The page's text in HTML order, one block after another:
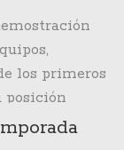
del líder
su
primer lugar.
su
impulso tras
tácticas
los once
cada balón
los primeros
posición
temprano